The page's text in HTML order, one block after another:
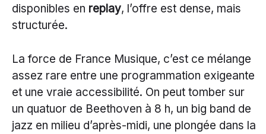
disponibles en replay, l’offre est dense, mais
structurée.
La force de France Musique, c’est ce mélange
assez rare entre une programmation exigeante
et une vraie accessibilité. On peut tomber sur
un quatuor de Beethoven à 8 h, un big band de
jazz en milieu d’après-midi, une plongée dans la